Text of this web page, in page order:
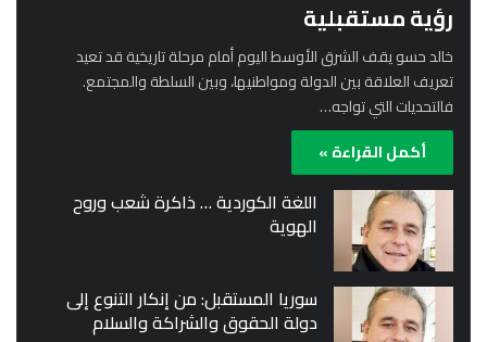
رؤية مستقبلية
خالد حسو يقف الشرق الأوسط اليوم أمام مرحلة تاريخية قد تعيد
تعريف العلاقة بين الدولة ومواطنيها، وبين السلطة والمجتمع.
فالتحديات التي تواجه…
أكمل القراءة »
اللغة الكوردية … ذاكرة شعب وروح
الهوية
سوريا المستقبل: من إنكار التنوع إلى
دولة الحقوق والشراكة والسلام